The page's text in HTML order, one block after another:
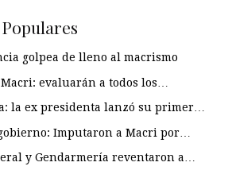
golpea de lleno al macrismo
evaluarán a todos los…
la ex presidenta lanzó su primer…
Imputaron a Macri por…
y Gendarmería reventaron a…